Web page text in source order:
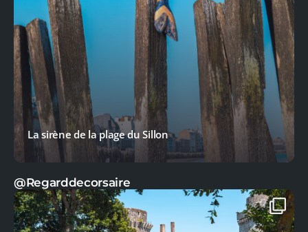
Le Cap Fréhel : L’escapade sauvage
@Regarddecorsaire